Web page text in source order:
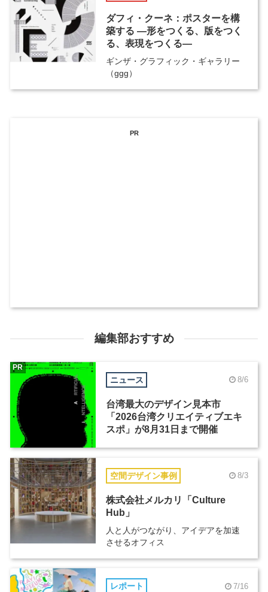
ダフィ・クーネ：ポスターを構
築する ―形をつくる、版をつく
る、表現をつくる―
ギンザ・グラフィック・ギャラリー
（ggg）
PR
編集部おすすめ
ニュース 8/6
台湾最大のデザイン見本市
「2026台湾クリエイティブエキ
スポ」が8月31日まで開催
PR
空間デザイン事例 8/3
株式会社メルカリ「Culture
Hub」
人と人がつながり、アイデアを加速
させるオフィス
レポート 7/16